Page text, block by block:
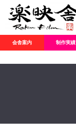
会舎案内 制作実績